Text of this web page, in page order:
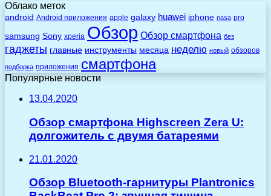
Облако меток
android Android приложения apple galaxy huawei iphone nasa pro
samsung Sony xperia Обзор Обзор смартфона без
гаджеты главные инструменты месяца неделю новый обзоров
подборка приложения смартфона
Популярные новости
13.04.2020
Обзор смартфона Highscreen Zera U:
долгожитель c двумя батареями
21.01.2020
Обзор Bluetooth-гарнитуры Plantronics